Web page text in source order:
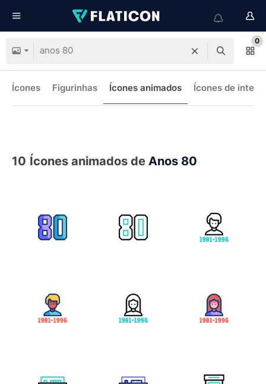
0
Ícones Figurinhas Ícones animados Ícones de
10 Ícones animados de Anos 80